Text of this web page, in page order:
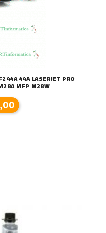
44A LASERJET PRO
MFP M28W